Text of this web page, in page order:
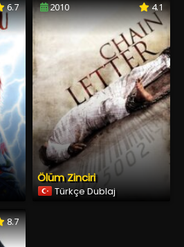
6.7 2010 4.1
Ölüm Zinciri
Türkçe Dublaj
8.7